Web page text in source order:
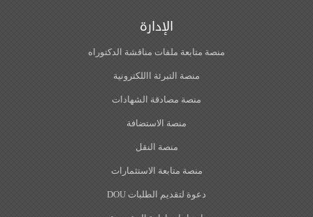
الإدارة
منصة متابعة ملفات مناقشة الدكتوراه
منصة التبرئة االلكترونية
منصة مصادقة الشهادات
منصة الاستضافة
منصة النقل
منصة متابعة الاستثمارات
دعوة لتقديم الطلبات DOU